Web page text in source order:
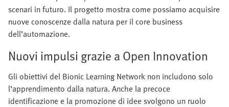
scenari in futuro. Il progetto mostra come possiamo acquisire
nuove conoscenze dalla natura per il core business
dell’automazione.
Nuovi impulsi grazie a Open Innovation
Gli obiettivi del Bionic Learning Network non includono solo
l’apprendimento dalla natura. Anche la precoce
identificazione e la promozione di idee svolgono un ruolo